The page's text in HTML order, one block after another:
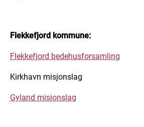
Flekkefjord kommune:
Flekkefjord bedehusforsamling
Kirkhavn misjonslag
Gyland misjonslag